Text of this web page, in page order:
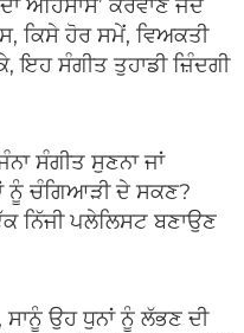
ਅਹਿਸਾਸ’ ਕਰਵਾਣ ਜਦੋਂ
ਕਿਸੇ ਹੋਰ ਸਮੇਂ, ਵਿਅਕਤੀ
ਇਹ ਸੰਗੀਤ ਤੁਹਾਡੀ ਜ਼ਿੰਦਗੀ
ਸੰਗੀਤ ਸੁਣਨਾ ਜਾਂ
ਨੂੰ ਚੰਗਿਆੜੀ ਦੇ ਸਕਣ?
ਨਿੱਜੀ ਪਲੇਲਿਸਟ ਬਣਾਉਣ
ਉਹ ਧੁਨਾਂ ਨੂੰ ਲੱਭਣ ਦੀ